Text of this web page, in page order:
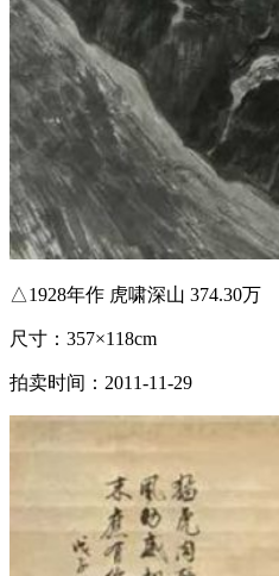
△1928年作 虎啸深山 374.30万
尺寸：357×118cm
拍卖时间：2011-11-29